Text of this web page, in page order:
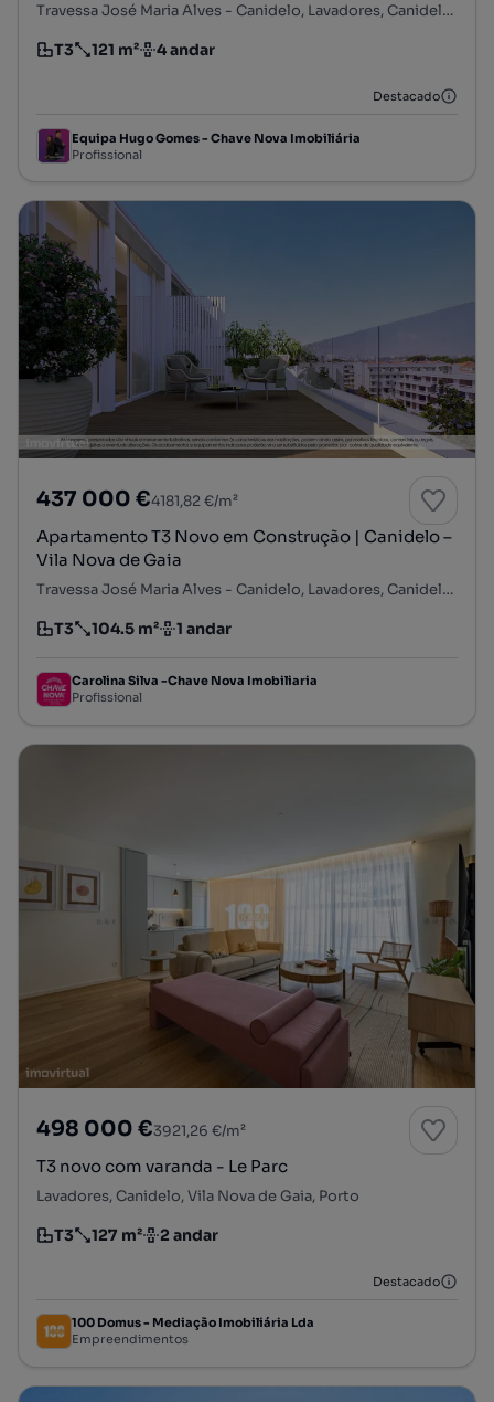
Travessa José Maria Alves - Canidelo, Lavadores, Canidelo, Vila Nova de Gaia, Porto
Tipologia
T3
Preço por metro quadrado
121 m²
Andar 4 andar
Destacado
Equipa Hugo Gomes - Chave Nova Imobiliária
Profissional
437 000 €4181,82 €/m²
Apartamento T3 Novo em Construção | Canidelo –
Vila Nova de Gaia
Travessa José Maria Alves - Canidelo, Lavadores, Canidelo, Vila Nova de Gaia, Porto
Tipologia
T3
Preço por metro quadrado
104.5 m²
Andar 1 andar
Carolina Silva -Chave Nova Imobiliaria
Profissional
498 000 €3921,26 €/m²
T3 novo com varanda - Le Parc
Lavadores, Canidelo, Vila Nova de Gaia, Porto
Tipologia
T3
Preço por metro quadrado
127 m²
Andar 2 andar
Destacado
100 Domus - Mediação Imobiliária Lda
Empreendimentos